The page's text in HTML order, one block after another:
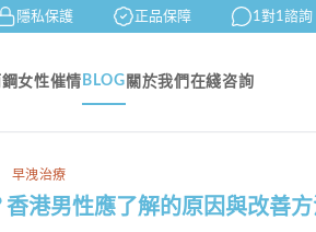
私保護 正品保障 1對1諮詢
女性催情 BLOG 關於我們 在綫咨詢
早洩治療
港男性應了解的原因與改善